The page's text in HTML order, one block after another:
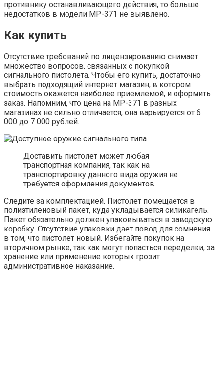
противнику останавливающего действия, то больше
недостатков в модели МР-371 не выявлено.
Как купить
Отсутствие требований по лицензированию снимает
множество вопросов, связанных с покупкой
сигнального пистолета. Чтобы его купить, достаточно
выбрать подходящий интернет магазин, в котором
стоимость окажется наиболее приемлемой, и оформить
заказ. Напомним, что цена на МР-371 в разных
магазинах не сильно отличается, она варьируется от 6
000 до 7 000 рублей.
Доставить пистолет может любая
транспортная компания, так как на
транспортировку данного вида оружия не
требуется оформления документов.
Следите за комплектацией. Пистолет помещается в
полиэтиленовый пакет, куда укладывается силикагель.
Пакет обязательно должен упаковываться в заводскую
коробку. Отсутствие упаковки дает повод для сомнения
в том, что пистолет новый. Избегайте покупок на
вторичном рынке, так как могут попасться переделки, за
хранение или применение которых грозит
административное наказание.